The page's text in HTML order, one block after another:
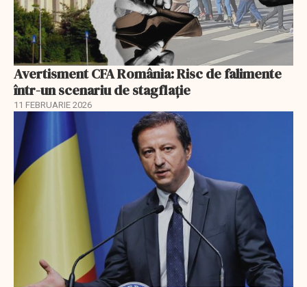
Avertisment CFA România: Risc de falimente
într-un scenariu de stagflație
11 FEBRUARIE 2026
EXCLUSIV